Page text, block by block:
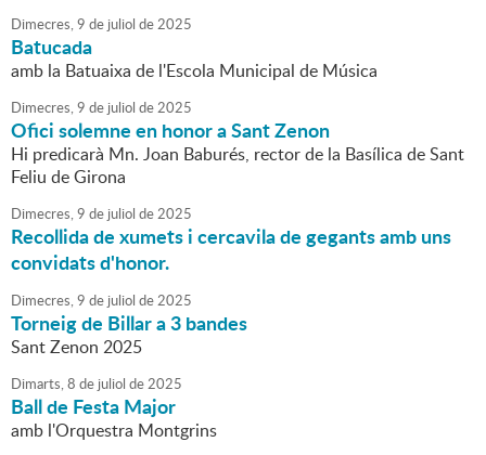
Dimecres,9 de juliol de2025
Batucada
amb la Batuaixa de l'Escola Municipal de Música
Dimecres,9 de juliol de2025
Ofici solemne en honor a Sant Zenon
Hi predicarà Mn. Joan Baburés, rector de la Basílica de Sant
Feliu de Girona
Dimecres,9 de juliol de2025
Recollida de xumets i cercavila de gegants amb uns
convidats d'honor.
Dimecres,9 de juliol de2025
Torneig de Billar a 3 bandes
Sant Zenon 2025
Dimarts,8 de juliol de2025
Ball de Festa Major
amb l'Orquestra Montgrins